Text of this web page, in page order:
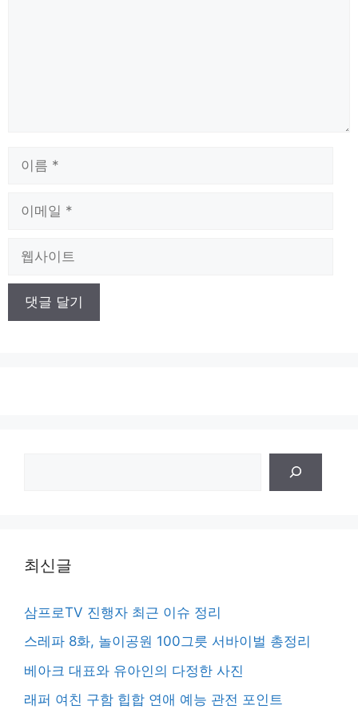
최신글
삼프로TV 진행자 최근 이슈 정리
스레파 8화, 놀이공원 100그릇 서바이벌 총정리
베아크 대표와 유아인의 다정한 사진
래퍼 여친 구함 힙합 연애 예능 관전 포인트